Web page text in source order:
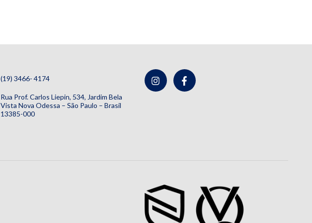
(19) 3466- 4174
Rua Prof. Carlos Liepin, 534, Jardim Bela
Vista Nova Odessa – São Paulo – Brasil
13385-000